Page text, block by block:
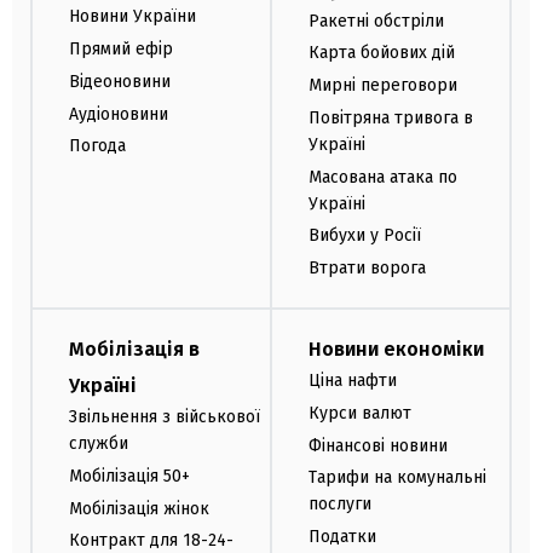
Новини України
Прямий ефір
Відеоновини
Аудіоновини
Погода
Ракетні обстріли
Карта бойових дій
Мирні переговори
Повітряна тривога в
Україні
Масована атака по
Україні
Вибухи у Росії
Втрати ворога
Мобілізація в
Україні
Звільнення з військової
служби
Мобілізація 50+
Мобілізація жінок
Контракт для 18-24-
Новини економіки
Ціна нафти
Курси валют
Фінансові новини
Тарифи на комунальні
послуги
Податки